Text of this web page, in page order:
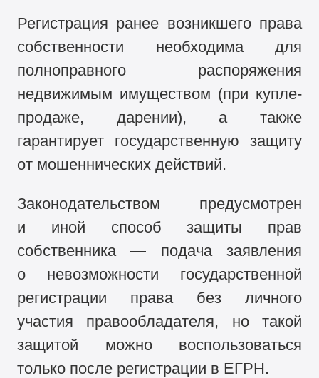
Регистрация ранее возникшего права
собственности необходима для
полноправного распоряжения
недвижимым имуществом (при купле-
продаже, дарении), а также
гарантирует государственную защиту
от мошеннических действий.
Законодательством предусмотрен
и иной способ защиты прав
собственника — подача заявления
о невозможности государственной
регистрации права без личного
участия правообладателя, но такой
защитой можно воспользоваться
только после регистрации в ЕГРН.